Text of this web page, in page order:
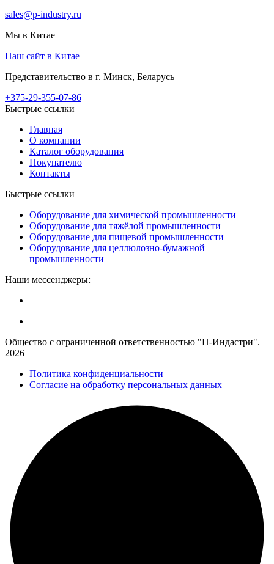
sales@p-industry.ru
Мы в Китае
Наш сайт в Китае
Представительство в г. Минск, Беларусь
+375-29-355-07-86
Быстрые ссылки
Главная
О компании
Каталог оборудования
Покупателю
Контакты
Быстрые ссылки
Оборудование для химической промышленности
Оборудование для тяжёлой промышленности
Оборудование для пищевой промышленности
Оборудование для целлюлозно-бумажной
промышленности
Наши мессенджеры:
Общество с ограниченной ответственностью "П-Индастри".
2026
Политика конфиденциальности
Согласие на обработку персональных данных